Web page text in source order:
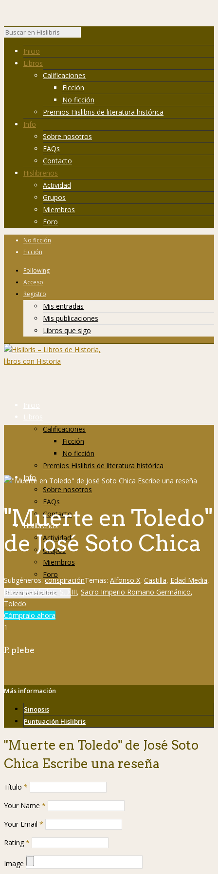
Inicio
Libros
Calificaciones
Ficción
No ficción
Premios Hislibris de literatura histórica
Info
Sobre nosotros
FAQs
Contacto
Hislibreños
Actividad
Grupos
Miembros
Foro
No ficción
Ficción
Following
Acceso
Registro
Mis entradas
Mis publicaciones
Libros que sigo
Inicio
Libros
Calificaciones
Ficción
No ficción
Premios Hislibris de literatura histórica
Info
Sobre nosotros
FAQs
Contacto
Hislibreños
Actividad
Grupos
Miembros
Foro
"Muerte en Toledo"
de José Soto Chica
Subgéneros:conspiraciónTemas: Alfonso X, Castilla, Edad Media,
libros prohibidos, S. XIII, Sacro Imperio Romano Germánico,
Toledo
Cómpralo ahora
1
P. plebe
Más información
Sinopsis
Puntuación Hislibris
"Muerte en Toledo" de José Soto
Chica Escribe una reseña
Título *
Your Name *
Your Email *
Rating *
Image